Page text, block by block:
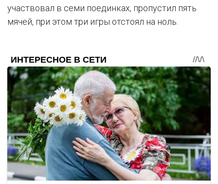
участвовал в семи поединках, пропустил пять
мячей, при этом три игры отстоял на ноль.